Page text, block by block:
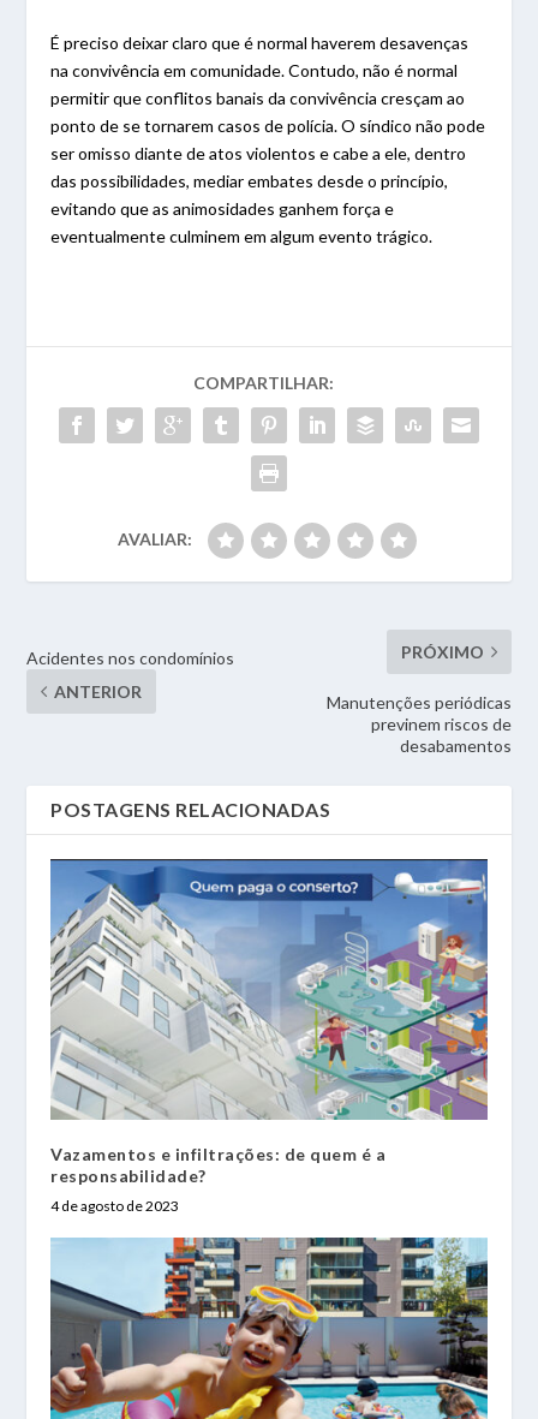
É preciso deixar claro que é normal haverem desavenças
na convivência em comunidade. Contudo, não é normal
permitir que conflitos banais da convivência cresçam ao
ponto de se tornarem casos de polícia. O síndico não pode
ser omisso diante de atos violentos e cabe a ele, dentro
das possibilidades, mediar embates desde o princípio,
evitando que as animosidades ganhem força e
eventualmente culminem em algum evento trágico.
COMPARTILHAR:
AVALIAR:
Acidentes nos condomínios
ANTERIOR
PRÓXIMO
Manutenções periódicas
previnem riscos de
desabamentos
POSTAGENS RELACIONADAS
Vazamentos e infiltrações: de quem é a
responsabilidade?
4 de agosto de 2023